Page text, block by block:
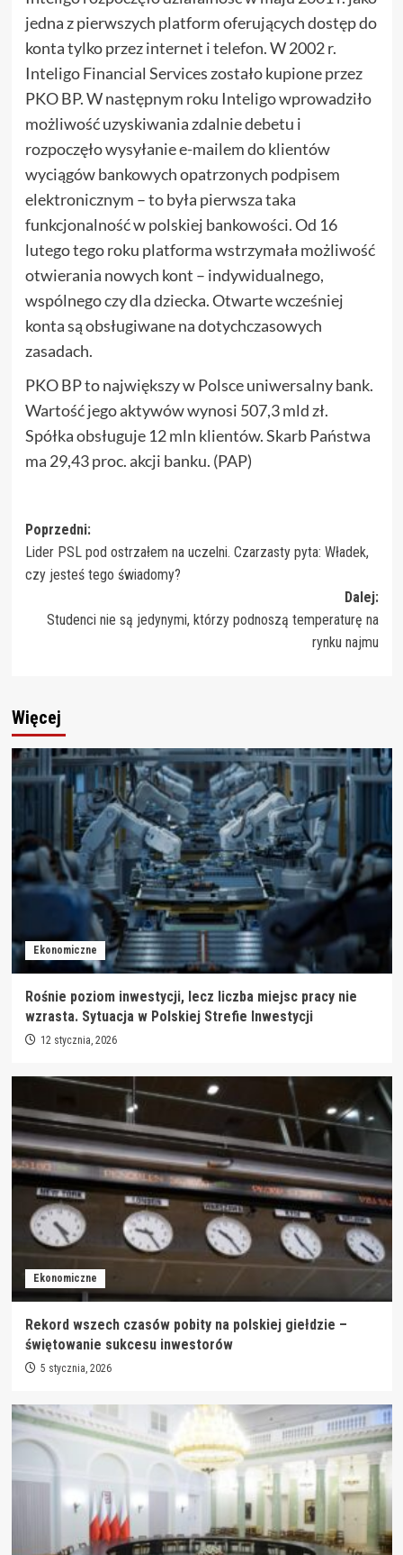
jedna z pierwszych platform oferujących dostęp do
konta tylko przez internet i telefon. W 2002 r.
Inteligo Financial Services zostało kupione przez
PKO BP. W następnym roku Inteligo wprowadziło
możliwość uzyskiwania zdalnie debetu i
rozpoczęło wysyłanie e-mailem do klientów
wyciągów bankowych opatrzonych podpisem
elektronicznym – to była pierwsza taka
funkcjonalność w polskiej bankowości. Od 16
lutego tego roku platforma wstrzymała możliwość
otwierania nowych kont – indywidualnego,
wspólnego czy dla dziecka. Otwarte wcześniej
konta są obsługiwane na dotychczasowych
zasadach.
PKO BP to największy w Polsce uniwersalny bank.
Wartość jego aktywów wynosi 507,3 mld zł.
Spółka obsługuje 12 mln klientów. Skarb Państwa
ma 29,43 proc. akcji banku. (PAP)
Zobacz
wpisy
Poprzedni:
Lider PSL pod ostrzałem na uczelni. Czarzasty pyta: Władek,
czy jesteś tego świadomy?
Dalej:
Studenci nie są jedynymi, którzy podnoszą temperaturę na
rynku najmu
Więcej
Ekonomiczne
Rośnie poziom inwestycji, lecz liczba miejsc pracy nie
wzrasta. Sytuacja w Polskiej Strefie Inwestycji
12 stycznia, 2026
Ekonomiczne
Rekord wszech czasów pobity na polskiej giełdzie –
świętowanie sukcesu inwestorów
5 stycznia, 2026